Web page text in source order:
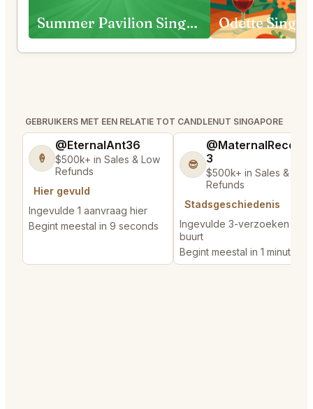
Summer Pavilion Singapore Odette
GEBRUIKERS MET EEN RELATIE TOT CANDLENUT SINGAPORE
🍦
@EternalAnt36
$500k+ in Sales & Low
Refunds
Hier gevuld
Ingevulde 1 aanvraag hier
Begint meestal in 9 seconds
😎
3
$500k+ in Sales & Low
Refunds
Stadsgeschiedenis
Ingevulde 3-verzoeken in
buurt
Begint meestal in 1 minute